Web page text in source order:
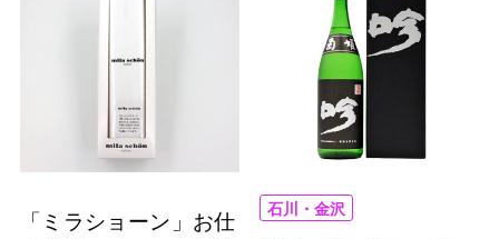
「ミラショーン」お仕
石川・金沢